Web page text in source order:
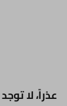
عذراً، لا